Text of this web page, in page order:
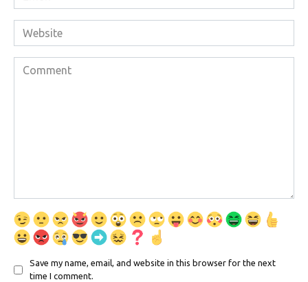
*
Website
Comment
Save my name, email, and website in this browser for the next
time I comment.